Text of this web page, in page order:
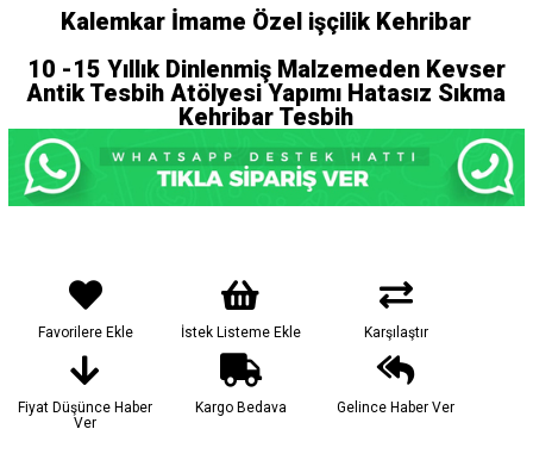
Kalemkar İmame Özel işçilik Kehribar
10 -15 Yıllık Dinlenmiş Malzemeden Kevser
Antik Tesbih Atölyesi Yapımı Hatasız Sıkma
Kehribar Tesbih
Favorilere Ekle İstek Listeme Ekle Karşılaştır
Fiyat Düşünce Haber
Ver
Kargo Bedava Gelince Haber Ver